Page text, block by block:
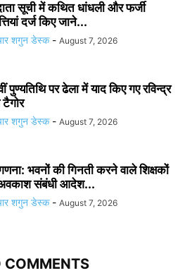
सूची में कथित धांधली और फर्जी
दर्ज किए जाने...
शगुन डेस्क - August 7, 2026
पुण्यतिथि पर ढेला में याद किए गए रविन्द्र
शगुन डेस्क - August 7, 2026
भवनों की गिनती करने वाले शिक्षकों
संबंधी आदेश...
शगुन डेस्क - August 7, 2026
COMMENTS